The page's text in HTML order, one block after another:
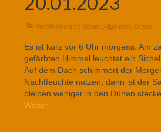
Veröffentlicht in: Aktuell Allgemein Oman |
Es ist kurz vor 6 Uhr morgens. Am
gefärbten Himmel leuchtet ein
Auf dem Dach schimmert der
Nachtfeuchte nutzen, dann ist der
bleiben weniger in den Dünen
Weiter